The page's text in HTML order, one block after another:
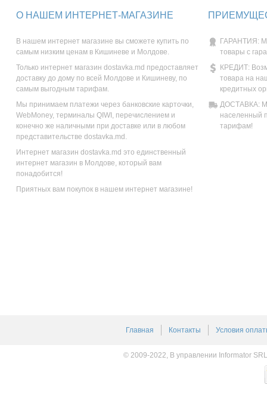
О НАШЕМ ИНТЕРНЕТ-МАГАЗИНЕ
В нашем интернет магазине вы сможете купить по
самым низким ценам в Кишиневе и Молдове.
Только интернет магазин dostavka.md предоставляет
доставку до дому по всей Молдове и Кишиневу, по
самым выгодным тарифам.
Мы принимаем платежи через банковские карточки,
WebMoney, терминалы QIWI, перечислением и
конечно же наличными при доставке или в любом
представительстве dostavka.md.
Интернет магазин dostavka.md это единственный
интернет магазин в Молдове, который вам
понадобится!
Приятных вам покупок в нашем интернет магазине!
ГАРАНТИЯ:
товары с
КРЕДИТ:
товара на
кредитных
ДОСТАВКА:
населенный
тарифам!
Главная Контакты Условия
© 2009-2022, В управлении Informator SRL